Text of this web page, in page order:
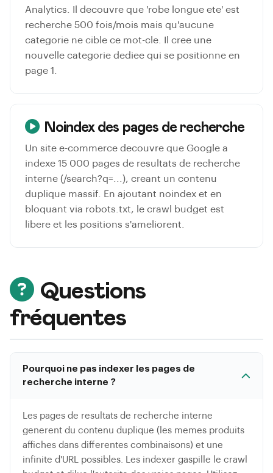
Analytics. Il decouvre que 'robe longue ete' est
recherche 500 fois/mois mais qu'aucune
categorie ne cible ce mot-cle. Il cree une
nouvelle categorie dediee qui se positionne en
page 1.
Noindex des pages de recherche
Un site e-commerce decouvre que Google a
indexe 15 000 pages de resultats de recherche
interne (/search?q=...), creant un contenu
duplique massif. En ajoutant noindex et en
bloquant via robots.txt, le crawl budget est
libere et les positions s'ameliorent.
Questions
fréquentes
Pourquoi ne pas indexer les pages de
recherche interne ?
Les pages de resultats de recherche interne
generent du contenu duplique (les memes produits
affiches dans differentes combinaisons) et une
infinite d'URL possibles. Les indexer gaspille le crawl